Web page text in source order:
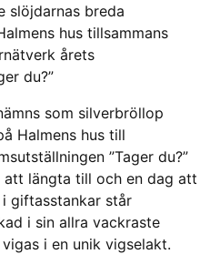
slöjdarnas breda
hus tillsammans
årets
du?”
som silverbröllop
Halmens hus till
”Tager du?”
att längta till och en dag att
i giftasstankar står
i sin allra vackraste
i en unik vigselakt.